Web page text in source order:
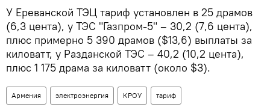
У Ереванской ТЭЦ тариф установлен в 25 драмов
(6,3 цента), у ТЭС "Газпром-5" – 30,2 (7,6 цента),
плюс примерно 5 390 драмов ($13,6) выплаты за
киловатт, у Разданской ТЭС – 40,2 (10,2 цента),
плюс 1 175 драма за киловатт (около $3).
Армения электроэнергия КРОУ тариф